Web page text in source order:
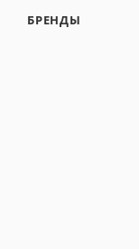
БРЕНДЫ